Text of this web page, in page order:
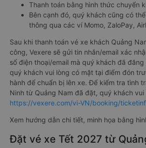
Thanh toán bằng hình thức chuyển
Bên cạnh đó, quý khách cũng có
thông qua các ví Momo, ZaloPay,
Sau khi thanh toán vé xe khách Quảng
công, Vexere sẽ gửi tin nhắn/email xác
số điện thoại/email mà quý khách đã
quý khách vui lòng có mặt tại điểm đón
hành để chuẩn bị lên xe. Để kiểm tra tình
Ninh từ Quảng Nam đã đặt, quý khách
https://vexere.com/vi-VN/booking/
Xem hướng dẫn chi tiết, minh họa bằng
Đặt vé xe Tết 2027 từ